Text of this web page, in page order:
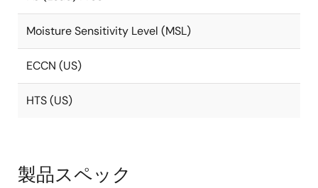
Moisture Sensitivity Level (MSL)
ECCN (US)
HTS (US)
製品スペック